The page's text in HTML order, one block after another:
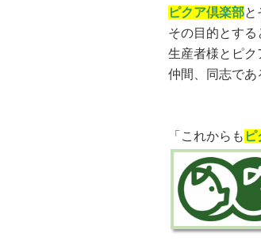
ピクア倶楽部と
その目的とする
生産者様とピク
仲間、同志であ
「これからも